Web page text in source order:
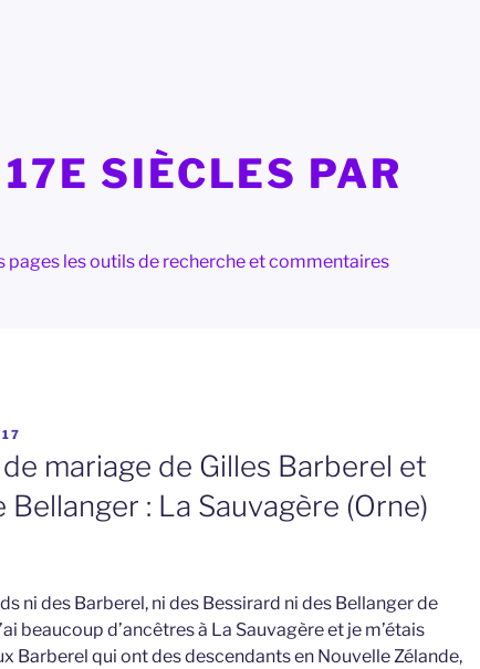
SIÈCLES PAR
pages les outils de recherche et commentaires
mariage de Gilles Barberel et
Bellanger : La Sauvagère (Orne)
ni des Barberel, ni des Bessirard ni des Bellanger de
beaucoup d’ancêtres à La Sauvagère et je m’étais
Barberel qui ont des descendants en Nouvelle Zélande,